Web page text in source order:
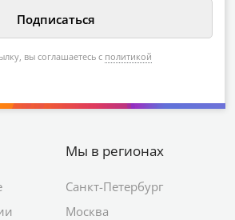
вы соглашаетесь с политикой
Мы в регионах
Санкт-Петербург
Москва